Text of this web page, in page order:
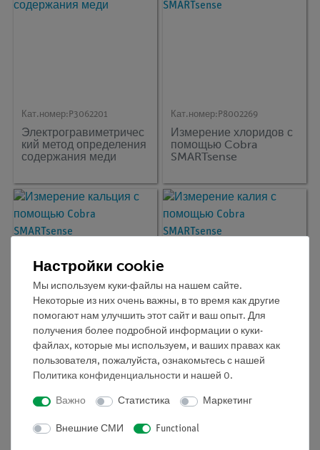
Кат.номер: P3062201
Электрогравиметричес
кий метод определения
содержания меди
Кат.номер: P8002269
Измерение хлоридов с
помощью Cobra
SMARTsense
Кат.номер:
Измерение кальция с
помощью Cobra
SMARTsense
Измерение калия с
помощью Cobra
SMARTsense
Настройки cookie
Мы используем куки-файлы на нашем сайте.
Некоторые из них очень важны, в то время как другие
помогают нам улучшить этот сайт и ваш опыт. Для
получения более подробной информации о куки-
файлах, которые мы используем, и ваших правах как
пользователя, пожалуйста, ознакомьтесь с нашей
Политика конфиденциальности и нашей 0.
Важно Статистика Маркетинг
Внешние СМИ Functional